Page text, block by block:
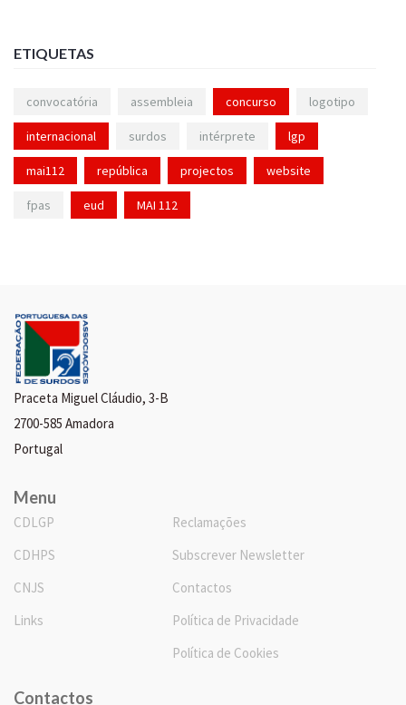
ETIQUETAS
convocatória assembleia concurso logotipo
internacional surdos intérprete lgp
mai112 república projectos website
fpas eud MAI 112
Praceta Miguel Cláudio, 3-B
2700-585 Amadora
Portugal
Menu
CDLGP
CDHPS
CNJS
Links
Reclamações
Subscrever Newsletter
Contactos
Política de Privacidade
Política de Cookies
Contactos